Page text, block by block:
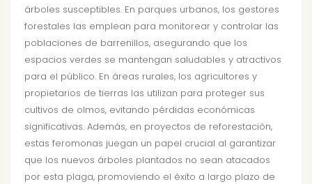
árboles susceptibles. En parques urbanos, los gestores
forestales las emplean para monitorear y controlar las
poblaciones de barrenillos, asegurando que los
espacios verdes se mantengan saludables y atractivos
para el público. En áreas rurales, los agricultores y
propietarios de tierras las utilizan para proteger sus
cultivos de olmos, evitando pérdidas económicas
significativas. Además, en proyectos de reforestación,
estas feromonas juegan un papel crucial al garantizar
que los nuevos árboles plantados no sean atacados
por esta plaga, promoviendo el éxito a largo plazo de